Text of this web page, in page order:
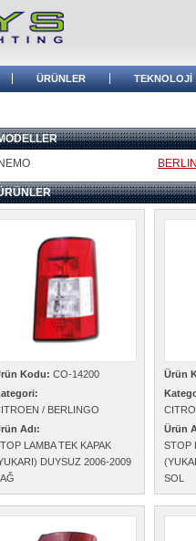
ÜRÜNLER TEKNOLOJİ
NEMO
Kodu: CO-14200
/ BERLINGO
Adı:
LAMBA TEK KAPAK
DUYSUZ 2006-2009
Ürün
Ürün
STOP
SOL